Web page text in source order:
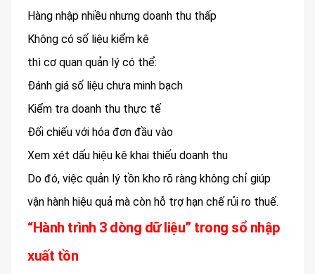
Hàng nhập nhiều nhưng doanh thu thấp
Không có số liệu kiểm kê
thì cơ quan quản lý có thể:
Đánh giá số liệu chưa minh bạch
Kiểm tra doanh thu thực tế
Đối chiếu với hóa đơn đầu vào
Xem xét dấu hiệu kê khai thiếu doanh thu
Do đó, việc quản lý tồn kho rõ ràng không chỉ giúp
vận hành hiệu quả mà còn hỗ trợ hạn chế rủi ro thuế.
“Hành trình 3 dòng dữ liệu” trong sổ nhập
xuất tồn